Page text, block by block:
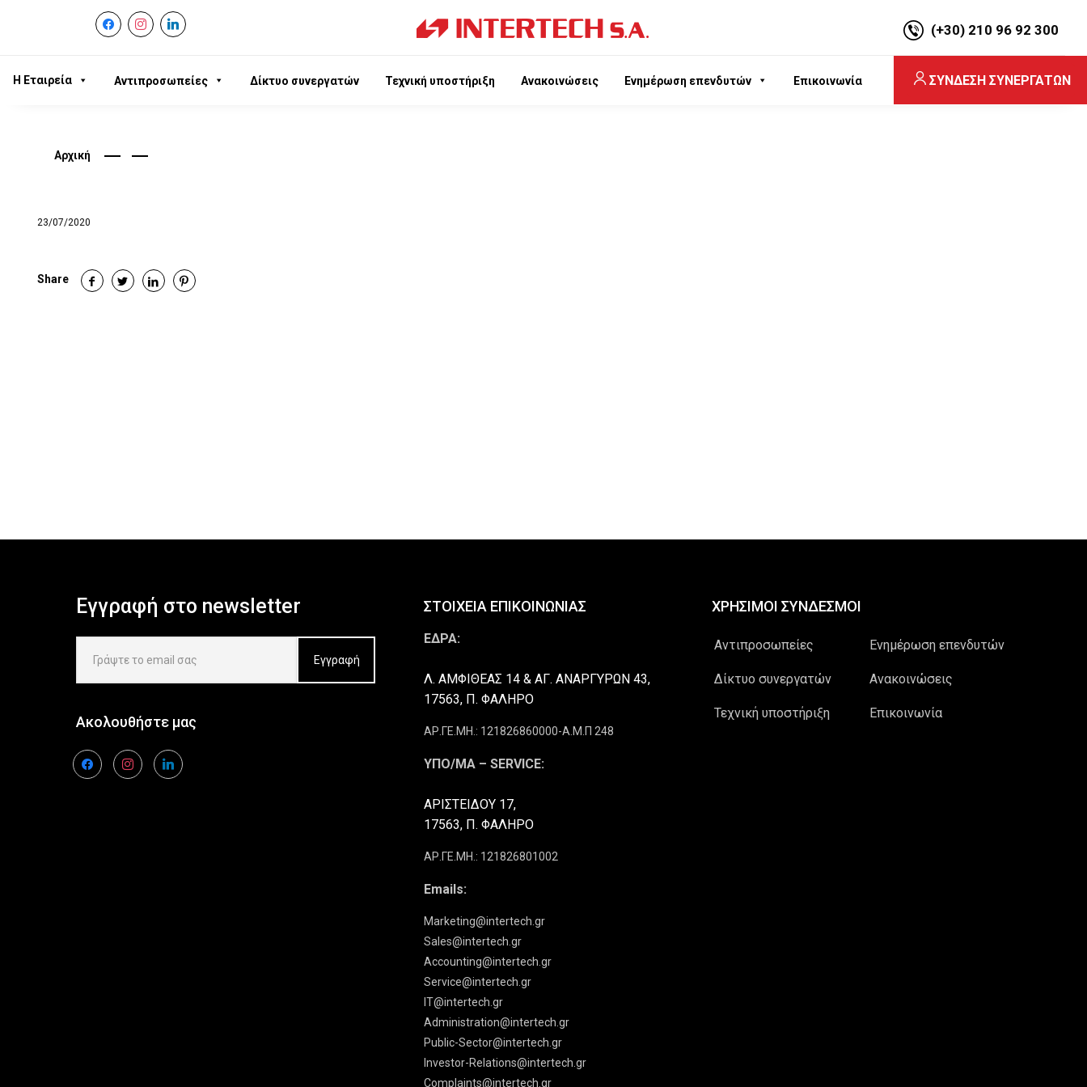
facebookinstagram
linkedin
(+30) 210 96 92 300
Η Εταιρεία Αντιπροσωπείες Δίκτυο συνεργατών Τεχνική υποστήριξη Ανακοινώσεις Ενημέρωση επενδυτών Επικοινωνία ΣΥΝΔΕΣΗ ΣΥΝΕΡΓΑΤΩΝ
Αρχική
23/07/2020
Share
Εγγραφή στο newsletter
Ακολουθήστε μας
facebookinstagramlinkedin
ΣΤΟΙΧΕΙΑ ΕΠΙΚΟΙΝΩΝΙΑΣ
ΕΔΡΑ:
Λ. ΑΜΦΙΘΕΑΣ 14 & ΑΓ. ΑΝΑΡΓΥΡΩΝ 43,
17563, Π. ΦΑΛΗΡΟ
ΑΡ.ΓΕ.ΜΗ.: 121826860000-Α.Μ.Π 248
ΥΠΟ/ΜΑ – SERVICE:
ΑΡΙΣΤΕΙΔΟΥ 17,
17563, Π. ΦΑΛΗΡΟ
ΑΡ.ΓΕ.ΜΗ.: 121826801002
Emails:
Marketing@intertech.gr
Sales@intertech.gr
Accounting@intertech.gr
Service@intertech.gr
IT@intertech.gr
Administration@intertech.gr
Public-Sector@intertech.gr
Investor-Relations@intertech.gr
Complaints@intertech.gr
ΧΡΗΣΙΜΟΙ ΣΥΝΔΕΣΜΟΙ
Αντιπροσωπείες
Δίκτυο συνεργατών
Τεχνική υποστήριξη
Ενημέρωση επενδυτών
Ανακοινώσεις
Επικοινωνία